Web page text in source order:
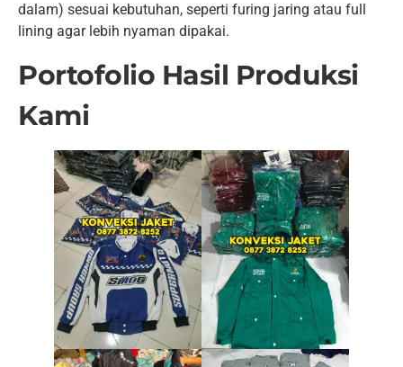
dalam) sesuai kebutuhan, seperti furing jaring atau full
lining agar lebih nyaman dipakai.
Portofolio Hasil Produksi
Kami